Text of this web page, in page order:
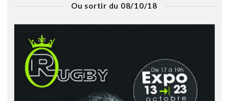
Ou sortir du 08/10/18